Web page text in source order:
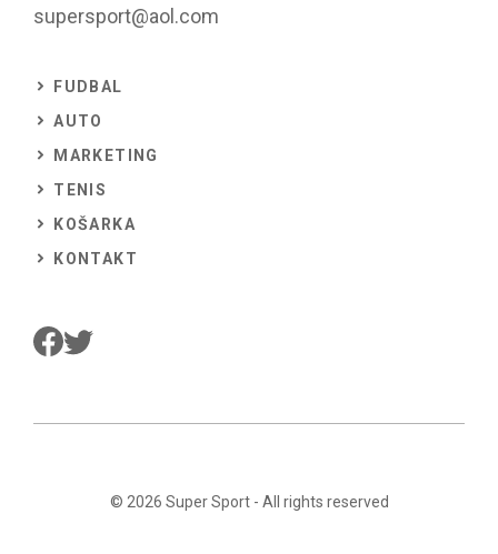
supersport@aol.com
FUDBAL
AUTO
MARKETING
TENIS
KOŠARKA
KONTAKT
© 2026 Super Sport- All rights reserved